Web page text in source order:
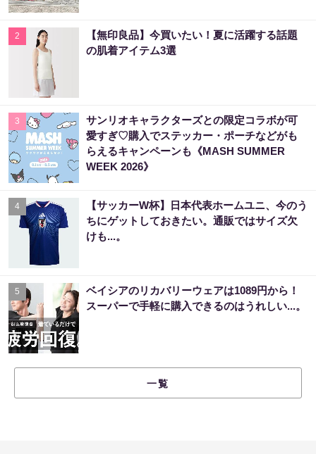
2
【無印良品】今買いたい！夏に活躍する話題
の肌着アイテム3選
3
サンリオキャラクターズとの限定コラボが可
愛すぎ♡購入でステッカー・ポーチなどがも
らえるキャンペーンも《MASH SUMMER
WEEK 2026》
4
【サッカーW杯】日本代表ホームユニ、今のう
ちにゲットしておきたい。通販ではサイズ欠
けも...。
5
ベイシアのリカバリーウェアは1089円から！
スーパーで手軽に購入できるのはうれしい...。
一覧